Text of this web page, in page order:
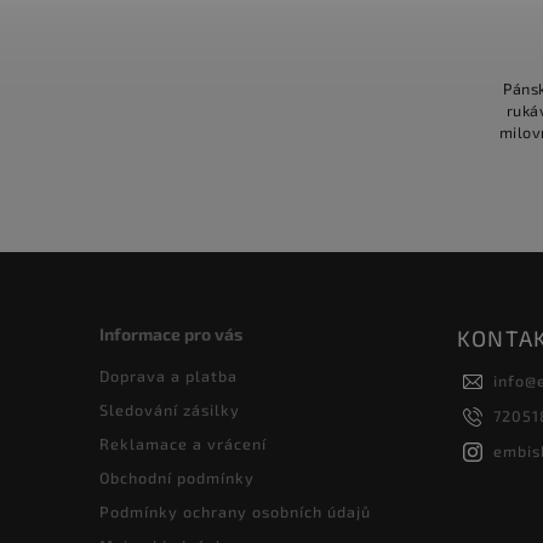
Informace pro vás
Doprava a platba
Sledování zásilky
Reklamace a vrácení
Obchodní podmínky
Podmínky ochrany osobních údajů
info@